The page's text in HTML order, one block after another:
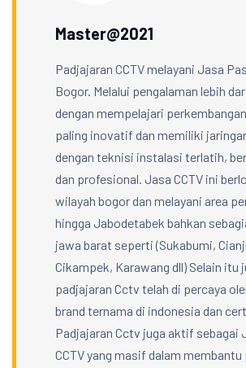
Master@2021
Padjajaran CCTV melayani Jasa
Bogor. Melalui pengalaman lebih
dengan mempelajari
paling inovatif dan memiliki
dengan teknisi instalasi terlatih,
dan profesional. Jasa CCTV ini
wilayah bogor dan melayani area
hingga Jabodetabek bahkan
jawa barat seperti (Sukabumi,
Cikampek, Karawang dll) Selain itu
padjajaran Cctv telah di percaya
brand ternama di indonesia dan
Padjajaran Cctv juga aktif sebagai
CCTV yang masif dalam membantu